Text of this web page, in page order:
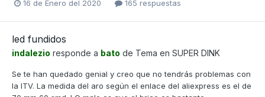
16 de Enero del 2020 165 respuestas
led fundidos
indalezio responde a bato de Tema en SUPER DINK
Se te han quedado genial y creo que no tendrás problemas con
la ITV. La medida del aro según el enlace del aliexpress es el de